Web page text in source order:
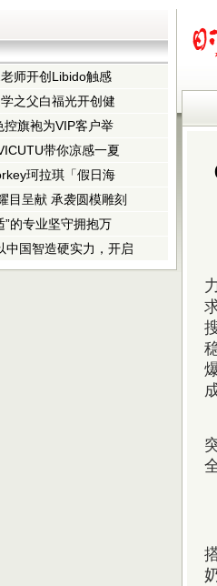
师开创Libido触感
之父白福光开创健
旗袍为VIP客户举
带你凉感一夏
珂拉琪「假日海
目呈献 承袭圆模雕刻
”的专业坚守拥抱万
中国智造硬实力，开启